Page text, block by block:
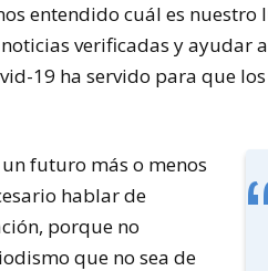
entendido cuál es
verificadas y ayudar
19 ha servido para que
futuro más o menos
hablar de
porque no
que no sea de